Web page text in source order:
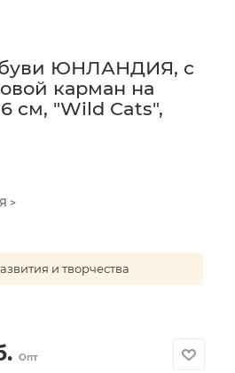
ЮНЛАНДИЯ, с
карман на
см, "Wild Cats",
>
и творчества
Опт